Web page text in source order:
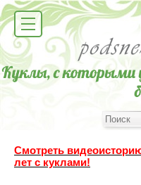
Смотреть
лет с куклами!